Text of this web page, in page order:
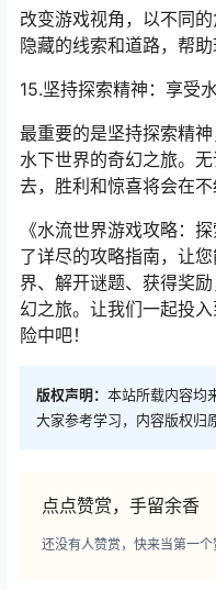
改变游戏视角，以不同
隐藏的线索和道路，帮
15.坚持探索精神：享受
最重要的是坚持探索精
水下世界的奇幻之旅。
去，胜利和惊喜将会在不
《水流世界游戏攻略：
了详尽的攻略指南，让
界、解开谜题、获得奖
幻之旅。让我们一起投
险中吧！
版权声明： 本站所载内容均
大家参考学习，内容版权归
点点赞赏，手留余香
还没有人赞赏，快来当第一个